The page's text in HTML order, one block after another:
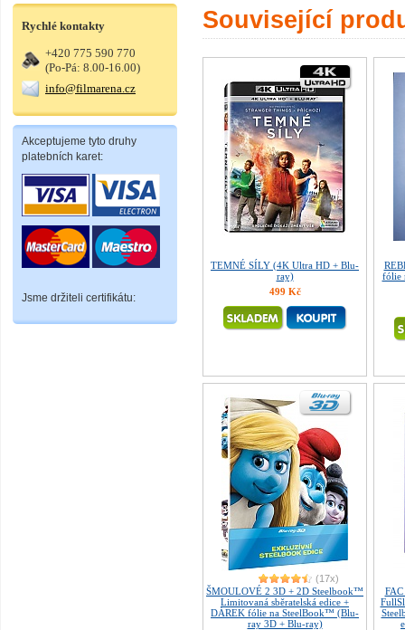
Rychlé kontakty
+420 775 590 770
(Po-Pá: 8.00-16.00)
info@filmarena.cz
Akceptujeme tyto druhy
platebních karet:
Jsme držiteli certifikátu:
Související
TEMNÉ SÍLY (4K Ultra HD + Blu-
ray)
499 Kč
fólie
(17x)
ŠMOULOVÉ 2 3D + 2D Steelbook™
Limitovaná sběratelská edice +
DÁREK fólie na SteelBook™ (Blu-
ray 3D + Blu-ray)